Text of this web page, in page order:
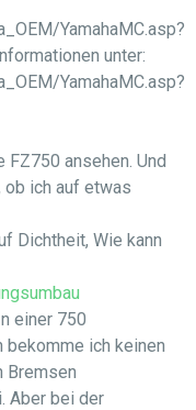
YamahaMC.asp?
unter:
YamahaMC.asp?
ansehen. Und
ob ich auf etwas
Dichtheit, Wie kann
einer 750
bekomme ich keinen
Bremsen
Aber bei der